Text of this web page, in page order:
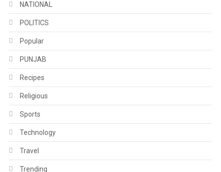
NATIONAL
POLITICS
Popular
PUNJAB
Recipes
Religious
Sports
Technology
Travel
Trending